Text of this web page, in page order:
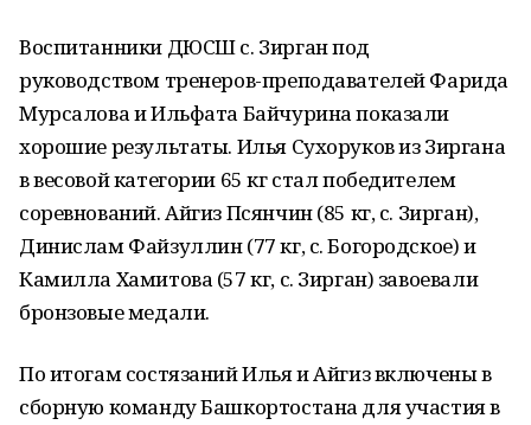
Воспитанники ДЮСШ с. Зирган под
руководством тренеров-преподавателей Фарида
Мурсалова и Ильфата Байчурина показали
хорошие результаты. Илья Сухоруков из Зиргана
в весовой категории 65 кг стал победителем
соревнований. Айгиз Псянчин (85 кг, с. Зирган),
Динислам Файзуллин (77 кг, с. Богородское) и
Камилла Хамитова (57 кг, с. Зирган) завоевали
бронзовые медали.
По итогам состязаний Илья и Айгиз включены в
сборную команду Башкортостана для участия в